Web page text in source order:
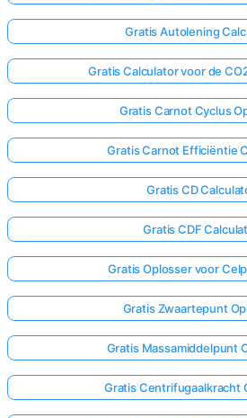
Gratis Autolening
Gratis Calculator voor de
Gratis Carnot Cyclus
Gratis Carnot Efficiëntie
Gratis CD
Gratis CDF
Gratis Oplosser voor
Gratis Zwaartepunt
Gratis Massamiddelpunt
Gratis Centrifugaalkracht